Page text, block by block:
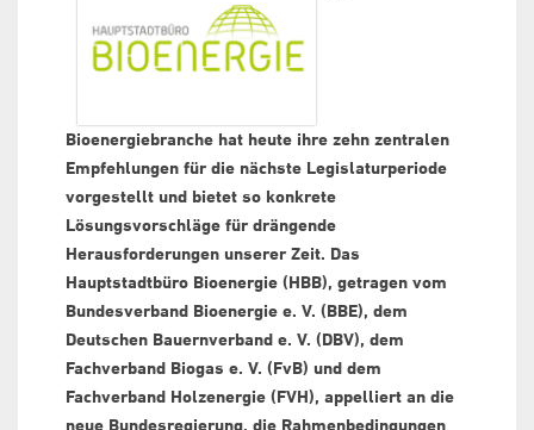
Bioenergiebranche hat heute ihre zehn zentralen
Empfehlungen für die nächste Legislaturperiode
vorgestellt und bietet so konkrete
Lösungsvorschläge für drängende
Herausforderungen unserer Zeit. Das
Hauptstadtbüro Bioenergie (HBB), getragen vom
Bundesverband Bioenergie e. V. (BBE), dem
Deutschen Bauernverband e. V. (DBV), dem
Fachverband Biogas e. V. (FvB) und dem
Fachverband Holzenergie (FVH), appelliert an die
neue Bundesregierung, die Rahmenbedingungen